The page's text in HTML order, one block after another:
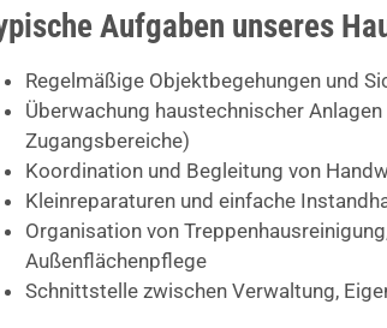
Aufgaben unseres
Regelmäßige Objektbegehungen und
Überwachung haustechnischer Anlagen
Zugangsbereiche)
Koordination und Begleitung von
Kleinreparaturen und einfache
Organisation von
Außenflächenpflege
Schnittstelle zwischen Verwaltung,